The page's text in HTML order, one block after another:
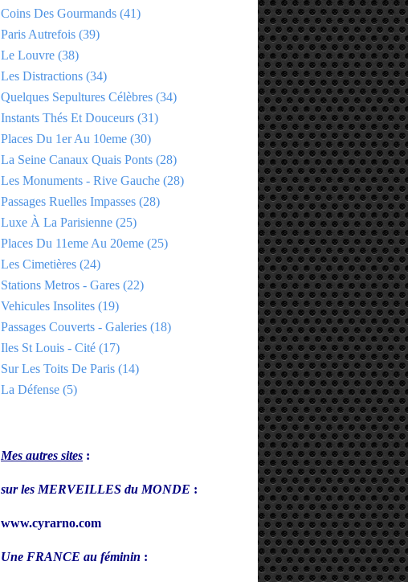
Coins Des Gourmands (41)
Paris Autrefois (39)
Le Louvre (38)
Les Distractions (34)
Quelques Sepultures Célèbres (34)
Instants Thés Et Douceurs (31)
Places Du 1er Au 10eme (30)
La Seine Canaux Quais Ponts (28)
Les Monuments - Rive Gauche (28)
Passages Ruelles Impasses (28)
Luxe À La Parisienne (25)
Places Du 11eme Au 20eme (25)
Les Cimetières (24)
Stations Metros - Gares (22)
Vehicules Insolites (19)
Passages Couverts - Galeries (18)
Iles St Louis - Cité (17)
Sur Les Toits De Paris (14)
La Défense (5)
Mes autres sites :
sur les MERVEILLES du MONDE :
www.cyrarno.com
Une FRANCE au féminin :